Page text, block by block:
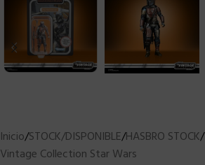
Inicio/STOCK/DISPONIBLE/HASBRO STOCK/
Vintage Collection Star Wars